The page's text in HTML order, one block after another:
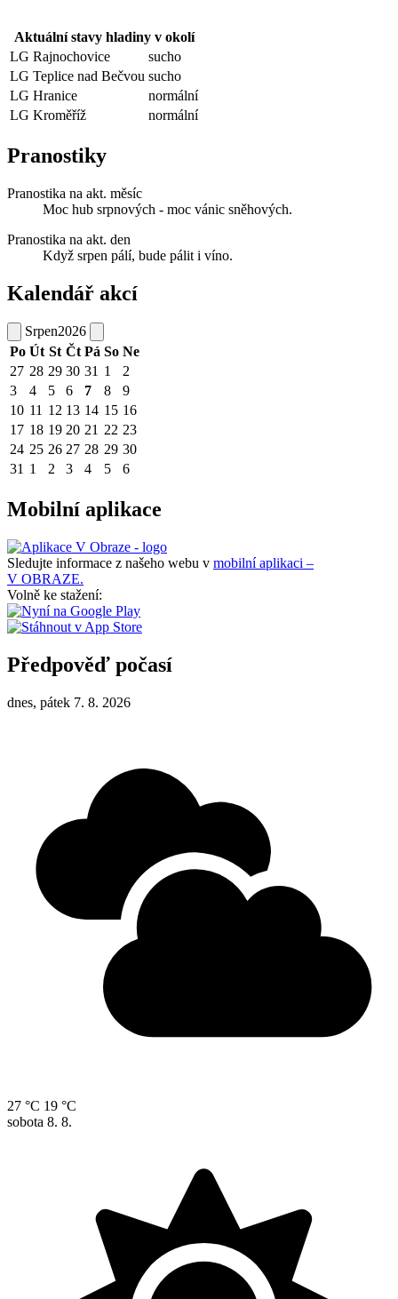
Aktuální stavy hladiny v okolí
LG Rajnochovice
sucho
LG Teplice nad Bečvou sucho
LG Hranice
normální
LG Kroměříž
normální
Pranostiky
Pranostika na akt. měsíc
Moc hub srpnových - moc vánic sněhových.
Pranostika na akt. den
Když srpen pálí, bude pálit i víno.
Kalendář akcí
Srpen2026
Po Út St Čt Pá So Ne
27 28 29 30 31 1
2
3
4 5 6 7 8
9
10 11 12 13 14 15 16
17 18 19 20 21 22 23
24 25 26 27 28 29 30
31 1 2 3 4 5 6
Mobilní aplikace
Sledujte informace z našeho webu v mobilní aplikaci –
V OBRAZE.
Volně ke stažení:
Předpověď počasí
dnes, pátek 7. 8. 2026
27 °C 19 °C
sobota 8. 8.